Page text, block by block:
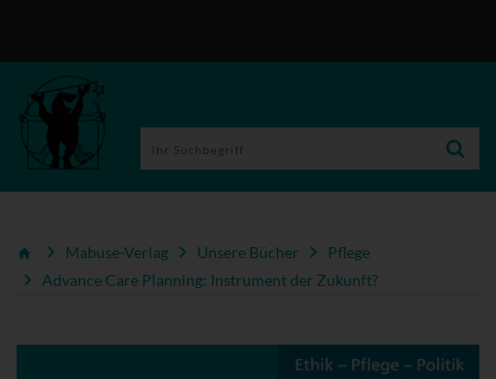
Mabuse-Verlag Unsere Bücher
Pflege
Advance Care Planning: Instrument der Zukunft?